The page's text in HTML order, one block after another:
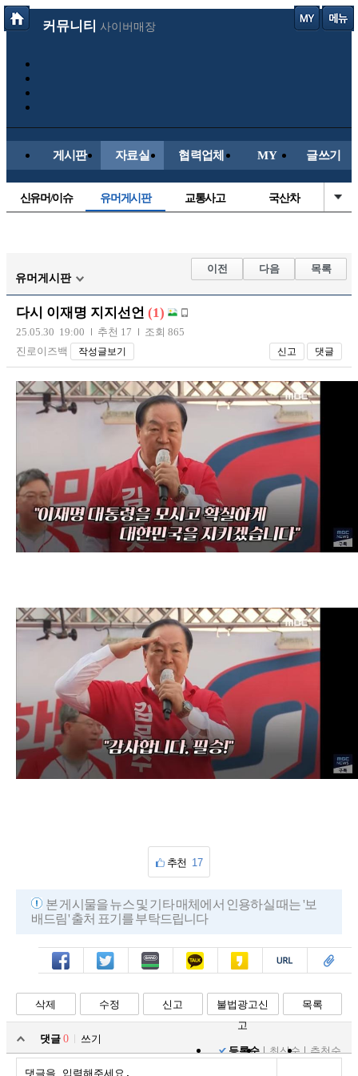
커뮤니티 사이버매장
게시판 자료실 협력업체 MY 글쓰기
신유머/이슈 유머게시판 교통사고 국산차
자유사진 군사/무기
트럭/버스
장착시공사진
유머게시판
이전 다음 목록
다시 이재명 지지선언 (1)
25.05.30 19:00 추천 17
조회 865
진로이즈백
작성글보기 신고 댓글
추천 17
본 게시물을 뉴스 및 기타 매체에서 인용하실 때는 '보
배드림' 출처 표기를 부탁드립니다
페북 트윗 밴드 카톡 카스 복사 스크랩
삭제 수정 신고
불법광고신
고
목록
댓글 0
쓰기
등록순
최신순 추천순